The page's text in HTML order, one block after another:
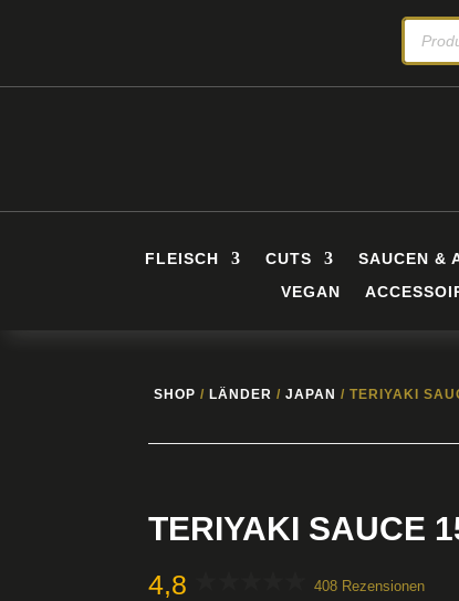
FLEISCH CUTS SAUCEN &
VEGAN
SHOP /LÄNDER /JAPAN / TERIYAKI
TERIYAKI SAUCE
4,8 408 Rezensionen